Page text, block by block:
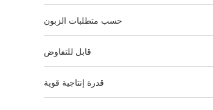
حسب متطلبات الزبون
قابل للتفاوض
قدرة إنتاجية قوية